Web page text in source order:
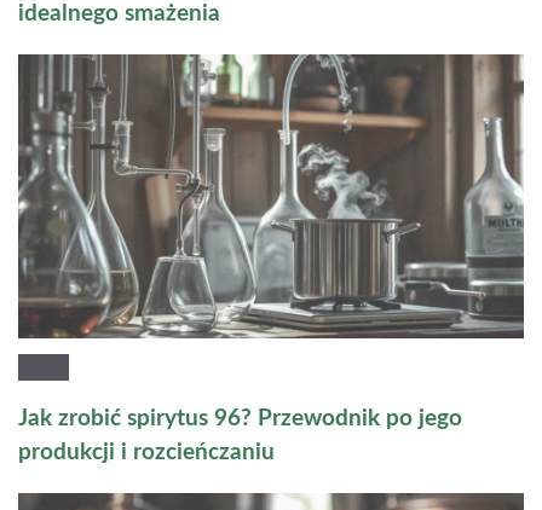
idealnego smażenia
Jak zrobić spirytus 96? Przewodnik po jego
produkcji i rozcieńczaniu